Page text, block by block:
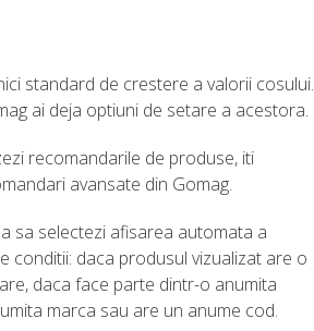
standard de crestere a valorii cosului.
ai deja optiuni de setare a acestora.
recomandarile de produse, iti
avansate din Gomag.
sa selectezi afisarea automata a
conditii: daca produsul vizualizat are o
daca face parte dintr-o anumita
marca sau are un anume cod.